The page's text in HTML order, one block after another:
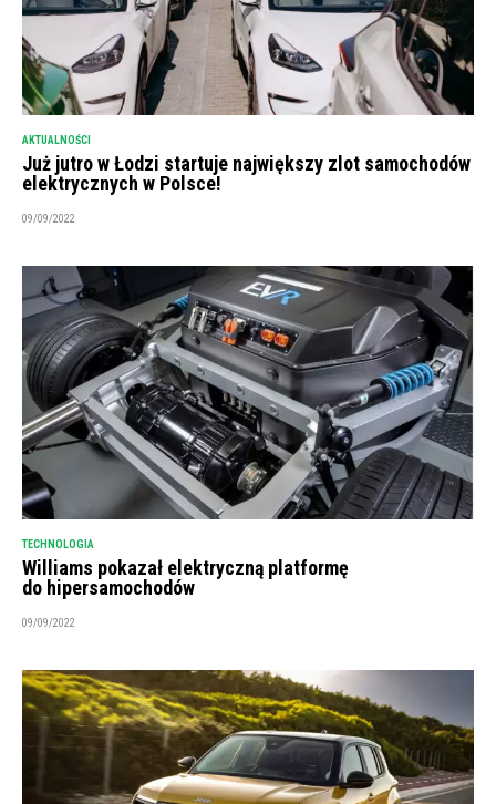
AKTUALNOŚCI
Już jutro w Łodzi startuje największy zlot samochodów
elektrycznych w Polsce!
09/09/2022
TECHNOLOGIA
Williams pokazał elektryczną platformę
do hipersamochodów
09/09/2022